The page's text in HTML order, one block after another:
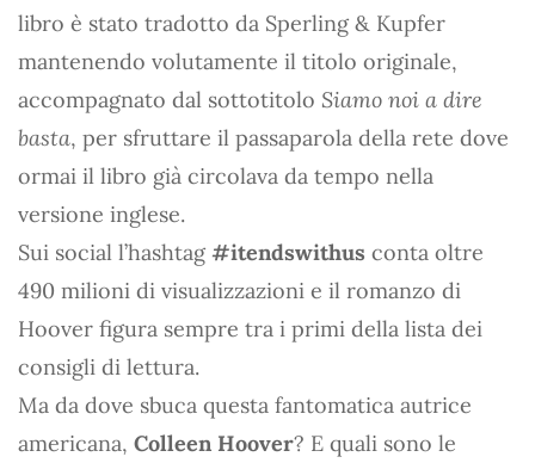
libro è stato tradotto da Sperling & Kupfer
mantenendo volutamente il titolo originale,
accompagnato dal sottotitolo Siamo noi a dire
basta, per sfruttare il passaparola della rete dove
ormai il libro già circolava da tempo nella
versione inglese.
Sui social l’hashtag #itendswithus conta oltre
490 milioni di visualizzazioni e il romanzo di
Hoover figura sempre tra i primi della lista dei
consigli di lettura.
Ma da dove sbuca questa fantomatica autrice
americana, Colleen Hoover? E quali sono le